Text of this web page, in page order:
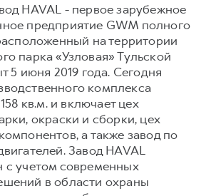
HAVAL - первое зарубежное
предприятие GWM полного
на территории
парка «Узловая» Тульской
5 июня 2019 года. Сегодня
комплекса
кв.м. и включает цех
окраски и сборки, цех
а также завод по
Завод HAVAL
с учетом современных
в области охраны